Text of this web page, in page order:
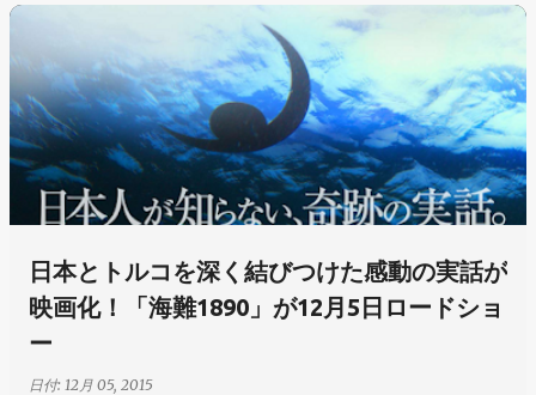
日本とトルコを深く結びつけた感動の実話が
映画化！「海難1890」が12月5日ロードショ
ー
日付: 12月 05, 2015